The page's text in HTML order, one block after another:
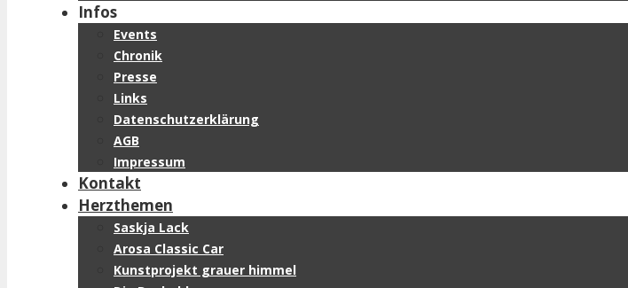
Infos
Events
Chronik
Presse
Links
Datenschutzerklärung
AGB
Impressum
Kontakt
Herzthemen
Saskja Lack
Arosa Classic Car
Kunstprojekt grauer himmel